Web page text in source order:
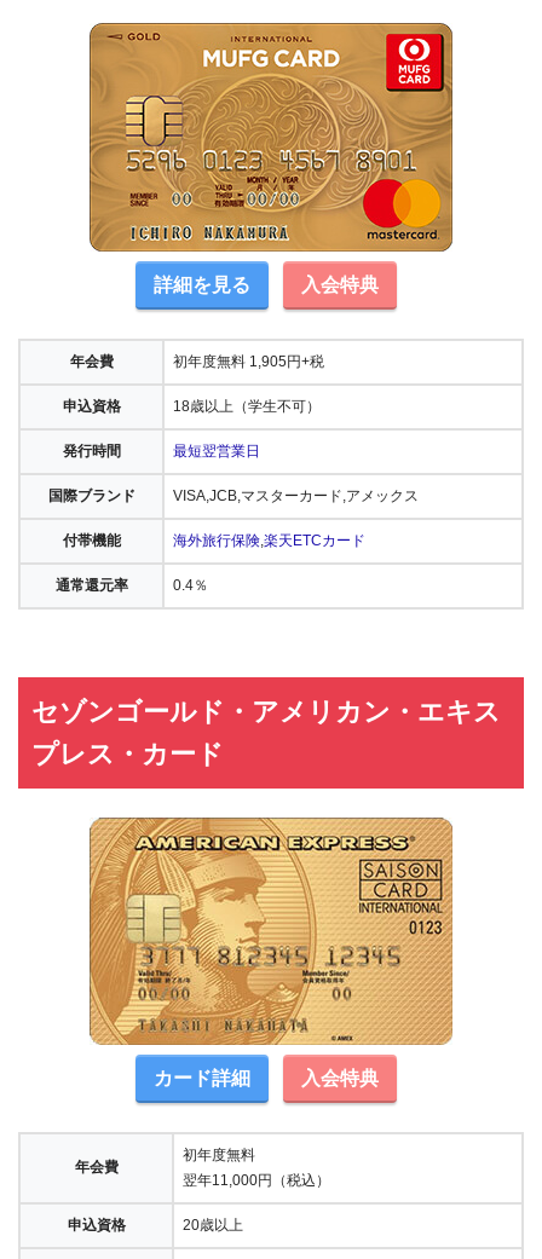
詳細を見る 入会特典
年会費 初年度無料 1,905円+税
申込資格 18歳以上（学生不可）
発行時間 最短翌営業日
国際ブランド VISA,JCB,マスターカード,アメックス
付帯機能 海外旅行保険,楽天ETCカード
通常還元率 0.4％
セゾンゴールド・アメリカン・エキス
プレス・カード
カード詳細 入会特典
年会費
初年度無料
翌年11,000円（税込）
申込資格 20歳以上